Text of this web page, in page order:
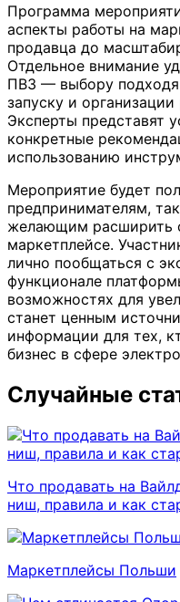
Программа
аспекты работы на
продавца до
Отдельное внимание
ПВЗ — выбору
запуску и
Эксперты представят
конкретные
использованию
Мероприятие будет
предпринимателям,
желающим расширить
маркетплейсе.
лично пообщаться с
функционале
возможностях для
станет ценным
информации для тех,
бизнес в сфере
Случайные
Что продавать на
ниш, правила и как
Маркетплейсы Польши